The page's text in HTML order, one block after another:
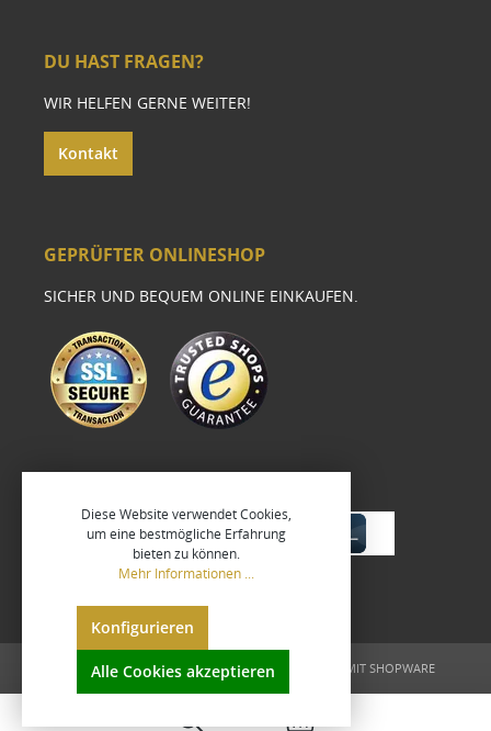
DU HAST FRAGEN?
WIR HELFEN GERNE WEITER!
Kontakt
GEPRÜFTER ONLINESHOP
SICHER UND BEQUEM ONLINE EINKAUFEN.
UMGESETZT VONXEROGRAFIX GMBH REALISIERT MIT SHOPWARE
Diese Website verwendet Cookies,
um eine bestmögliche Erfahrung
bieten zu können.
Mehr Informationen ...
Konfigurieren
Alle Cookies akzeptieren